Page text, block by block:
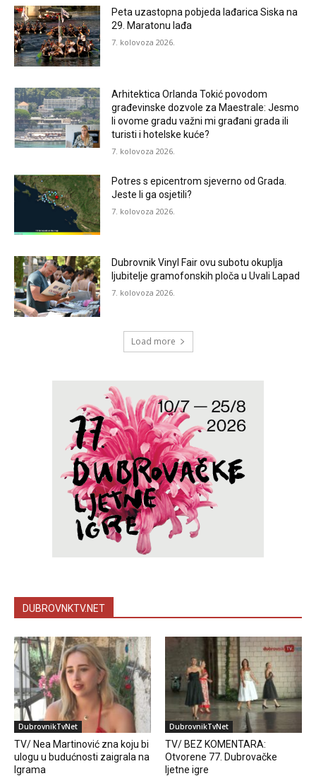
Peta uzastopna pobjeda lađarica Siska na
29. Maratonu lađa
7. kolovoza 2026.
Arhitektica Orlanda Tokić povodom
građevinske dozvole za Maestrale: Jesmo
li ovome gradu važni mi građani grada ili
turisti i hotelske kuće?
7. kolovoza 2026.
Potres s epicentrom sjeverno od Grada.
Jeste li ga osjetili?
7. kolovoza 2026.
Dubrovnik Vinyl Fair ovu subotu okuplja
ljubitelje gramofonskih ploča u Uvali Lapad
7. kolovoza 2026.
Load more
DUBROVNKTV.NET
DubrovnikTvNet
TV/ Nea Martinović zna koju bi
ulogu u budućnosti zaigrala na
Igrama
DubrovnikTvNet
TV/ BEZ KOMENTARA:
Otvorene 77. Dubrovačke
ljetne igre